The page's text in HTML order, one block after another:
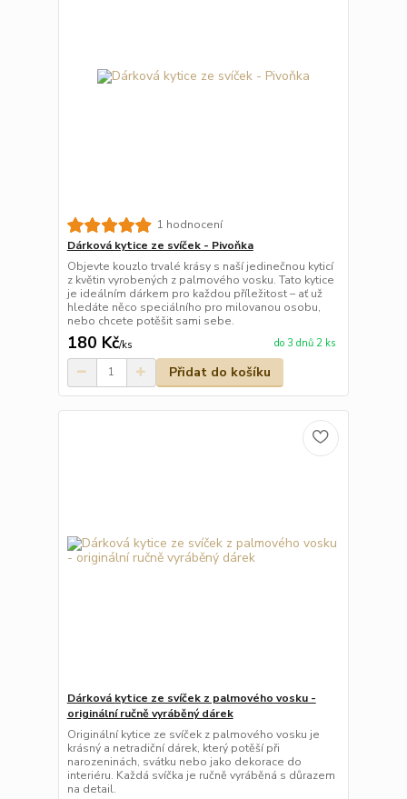
1 hodnocení
Dárková kytice ze svíček - Pivoňka
Objevte kouzlo trvalé krásy s naší jedinečnou kyticí
z květin vyrobených z palmového vosku. Tato kytice
je ideálním dárkem pro každou příležitost – ať už
hledáte něco speciálního pro milovanou osobu,
nebo chcete potěšit sami sebe.
180 Kč/ks do 3 dnů 2 ks
Přidat do košíku
Dárková kytice ze svíček z palmového vosku -
originální ručně vyráběný dárek
Originální kytice ze svíček z palmového vosku je
krásný a netradiční dárek, který potěší při
narozeninách, svátku nebo jako dekorace do
interiéru. Každá svíčka je ručně vyráběná s důrazem
na detail.